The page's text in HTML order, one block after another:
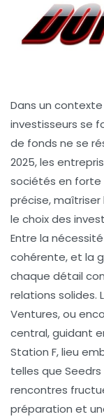
Dans un
investisseurs se
de fonds ne se
2025, les
sociétés en forte
précise,
le choix des
Entre la
cohérente, et la
chaque détail
relations solides.
Ventures, ou
central, guidant
Station F, lieu
telles que
rencontres
préparation et